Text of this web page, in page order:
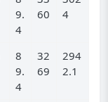
9.
4
60
4
8
9.
4
32
69
294
2.1